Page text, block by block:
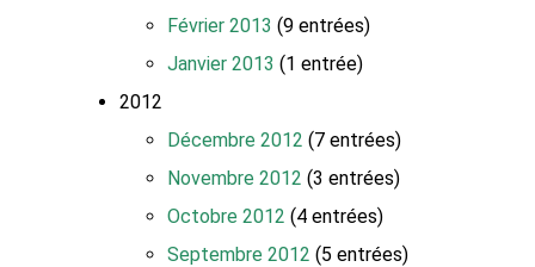
Février 2013 (9 entrées)
Janvier 2013 (1 entrée)
2012
Décembre 2012 (7 entrées)
Novembre 2012 (3 entrées)
Octobre 2012 (4 entrées)
Septembre 2012 (5 entrées)